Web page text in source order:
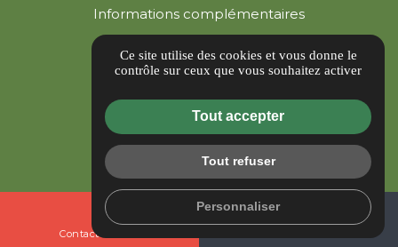
mail
Contactez-nous
Informations complémentaires
Mentions légales
Politique de confidentialité
Ce site utilise des cookies et vous donne le
contrôle sur ceux que vous souhaitez activer
Tout accepter
Tout refuser
Personnaliser